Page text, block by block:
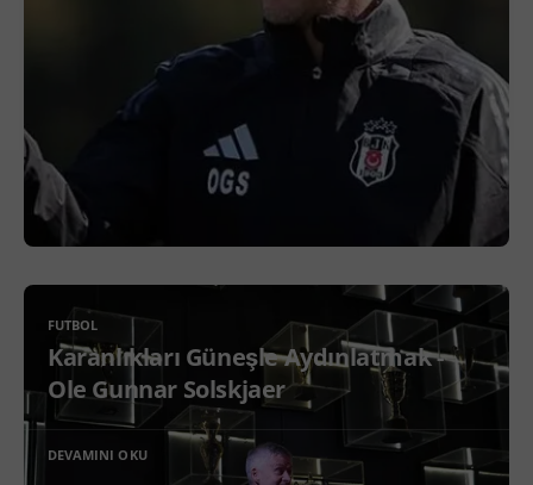
FUTBOL
Karanlıkları Güneşle Aydınlatmak -
Ole Gunnar Solskjaer
DEVAMINI OKU